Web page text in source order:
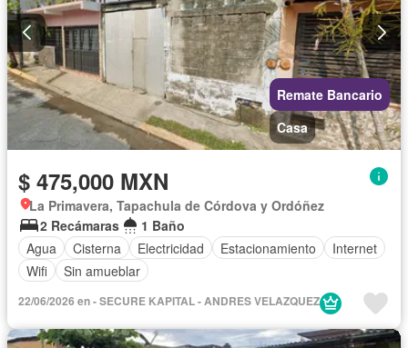
Remate Bancario
Casa
$ 475,000 MXN
La Primavera, Tapachula de Córdova y Ordóñez
2 Recámaras
1 Baño
Agua
Cisterna Electricidad Estacionamiento
Internet
Wifi
Sin amueblar
22/06/2026 en - SECURE KAPITAL - ANDRES VELAZQUEZ